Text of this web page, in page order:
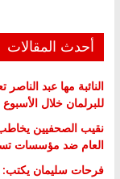
أحدث المقالات
النائبة مها عبد
للبرلمان خلال الأسبوع
العام ضد مؤسسات
فرحات سليمان يكتب: